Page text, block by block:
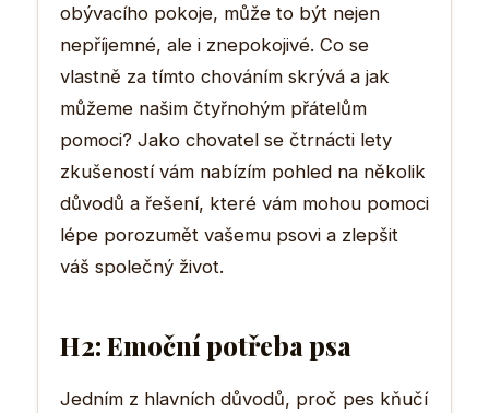
obývacího pokoje, může to být nejen
nepříjemné, ale i znepokojivé. Co se
vlastně za tímto chováním skrývá a jak
můžeme našim čtyřnohým přátelům
pomoci? Jako chovatel se čtrnácti lety
zkušeností vám nabízím pohled na několik
důvodů a řešení, které vám mohou pomoci
lépe porozumět vašemu psovi a zlepšit
váš společný život.
H2: Emoční potřeba psa
Jedním z hlavních důvodů, proč pes kňučí